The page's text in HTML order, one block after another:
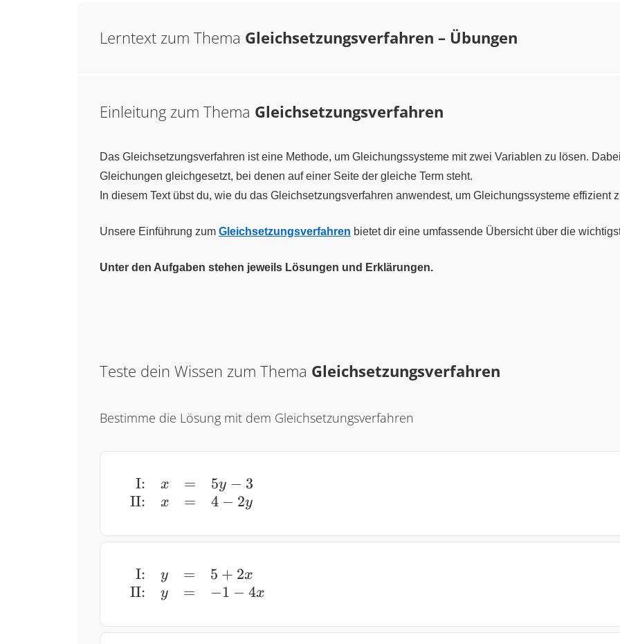
Lerntext zum Thema Gleichsetzungsverfahren – Übungen
Einleitung zum Thema Gleichsetzungsverfahren
Das Gleichsetzungsverfahren ist eine Methode, um Gleichungssysteme mit zwei Variablen zu lösen.
Gleichungen gleichgesetzt, bei denen auf einer Seite der gleiche Term steht.
In diesem Text übst du, wie du das Gleichsetzungsverfahren anwendest, um Gleichungssysteme effizient
Unsere Einführung zum Gleichsetzungsverfahren bietet dir eine umfassende Übersicht über die
Unter den Aufgaben stehen jeweils Lösungen und Erklärungen.
Teste dein Wissen zum Thema Gleichsetzungsverfahren
Bestimme die Lösung mit dem Gleichsetzungsverfahren
\begin{array}{rrcl} \text{I:} & x & = & 5y - 3 \\ \text{II:} & x
I:
II:
x
x
=
=
5y − 3
4 − 2y
\begin{array}{rrcl} \text{I:} & y & = & 5 + 2x \\ \text{II:} &
I:
II:
y
y
=
=
5 + 2x
−1 − 4x